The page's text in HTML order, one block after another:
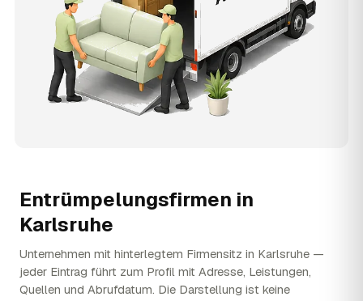
Entrümpelungsfirmen in
Karlsruhe
Unternehmen mit hinterlegtem Firmensitz in Karlsruhe —
jeder Eintrag führt zum Profil mit Adresse, Leistungen,
Quellen und Abrufdatum. Die Darstellung ist keine